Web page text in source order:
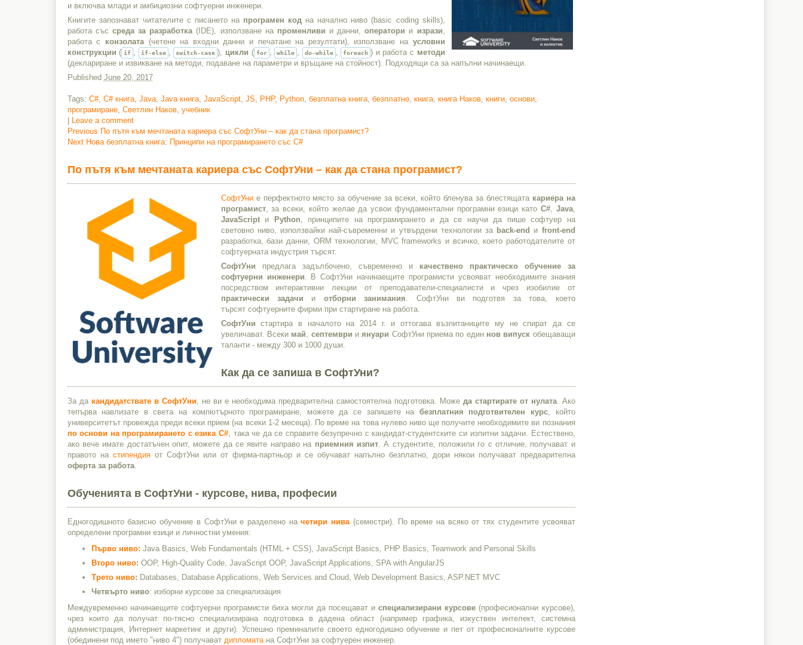
и включва млади и амбициозни софтуерни инженери.
Книгите запознават читателите с писането на програмен код на начално ниво (basic coding skills),
работа със среда за разработка (IDE), използване на променливи и данни,оператори и изрази
работа с конзолата(четене на входни данни и печатане на резултати), използване на условни
конструкции ( if if-else switch-case ), цикли ( for while do-while foreach ) и работа с методи
(деклариране и извикване на методи, подаване на параметри и връщане на стойност). Подходящи са за напълни начинаещи.
Published June 20, 2017
Tags: C#, C# книга, Java, Java книга, JavaScript, JS PHP, Python, безплатна книга, безплатно, книга, книга Наков, книги, основи,
програмиране, Светлин Наков, учебник
| Leave a comment
Post
Previous Previous
post:
По пътя към мечтаната кариера със СофтУни – как да стана програмист?
Next Next
Нова безплатна книга: Принципи на програмирането със C#
По пътя към мечтаната кариера със СофтУни – как да стана програмист?
СофтУние перфектното място за обучение за всеки, който бленува за блестящата кариера на
програмист, за всеки, който желае да усвои фундаментални програмни езици като C#, Java,
JavaScriptи Python , принципите на програмирането и да се научи да пише софтуер на
световно ниво, използвайки най-съвременни и утвърдени технологии за back-end и front-end
разработка, бази данни, ORM технологии, MVC frameworks и всичко, което работодателите от
софтуерната индустрия търсят.
СофтУни предлага задълбочено, съвременно и качествено практическо обучение за
софтуерни инженери . В СофтУни начинаещите програмисти усвояват необходимите знания
посредством интерактивни лекции от преподаватели-специалисти и чрез изобилие от
практически задачи и отборни занимания . СофтУни ви подготвя за това, което
търсят софтуерните фирми при стартиране на работа.
СофтУни стартира в началото на 2014 г. и оттогава възпитаниците му не спират да се
увеличават. Всеки май септември иянуари СофтУни приема по един нов випуск обещаващи
таланти - между 300 и 1000 души.
Как да се запиша в СофтУни?
За да кандидатствате в СофтУни, не ви е необходима предварителна самостоятелна подготовка. Може да стартирате от нулата. Ако
тепърва навлизате в света на компютърното програмиране, можете да се запишете на безплатния подготвителен курс , който
университетът провежда преди всеки прием (на всеки 1-2 месеца). По време на това нулево ниво ще получите необходимите ви познания
по основи на програмирането с езика C# , така че да се справите безупречно с кандидат-студентските си изпитни задачи. Естествено,
ако вече имате достатъчен опит, можете да се явите направо на приемния изпит. А студентите, положили го с отличие, получават и
правото на стипендияот СофтУни или от фирма-партньор и се обучават напълно безплатно, дори някои получават предварителна
оферта за работа.
Обученията в СофтУни - курсове, нива, професии
Едногодишното базисно обучение в СофтУни е разделено начетири нива (семестри). По време на всяко от тях студентите усвояват
определени програмни езици и личностни умения:
Първо ниво: Java Basics, Web Fundamentals (HTML + CSS), JavaScript Basics, PHP Basics, Teamwork and Personal Skills
Второ ниво: OOP, High-Quality Code, JavaScript OOP, JavaScript Applications, SPA with AngularJS
Трето ниво: Databases, Database Applications, Web Services and Cloud, Web Development Basics, ASP.NET MVC
Четвърто ниво: изборни курсове за специализация
Междувременно начинаещите софтуерни програмисти биха могли да посещават испециализирани курсове (професионални курсове),
чрез които да получат по-тясно специализирана подготовка в дадена област (например графика, изкуствен интелект, системна
администрация, Интернет маркетинг и други). Успешно преминалите своето едногодишно обучение и пет от професионалните курсове
(обединени под името "ниво 4") получават дипломатана СофтУни за софтуерен инженер.